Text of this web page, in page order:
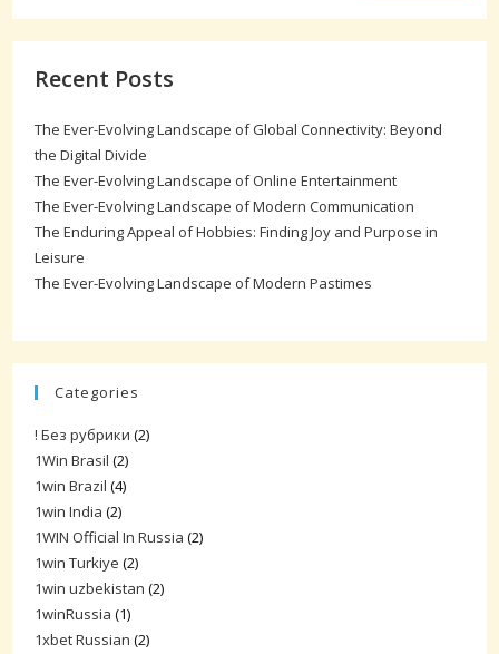
Recent Posts
The Ever-Evolving Landscape of Global Connectivity: Beyond
the Digital Divide
The Ever-Evolving Landscape of Online Entertainment
The Ever-Evolving Landscape of Modern Communication
The Enduring Appeal of Hobbies: Finding Joy and Purpose in
Leisure
The Ever-Evolving Landscape of Modern Pastimes
Categories
! Без рубрики (2)
1Win Brasil (2)
1win Brazil (4)
1win India (2)
1WIN Official In Russia (2)
1win Turkiye (2)
1win uzbekistan (2)
1winRussia (1)
1xbet Russian (2)